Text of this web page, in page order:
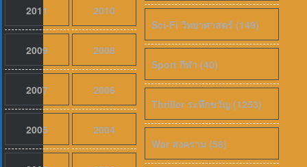
2011 2010
2009 2008
2007 2006
2005 2004
Sci-Fi วิทยาศาสตร์ (149)
Sport กีฬา (40)
Thriller ระทึกขวัญ (1253)
War สงคราม (58)